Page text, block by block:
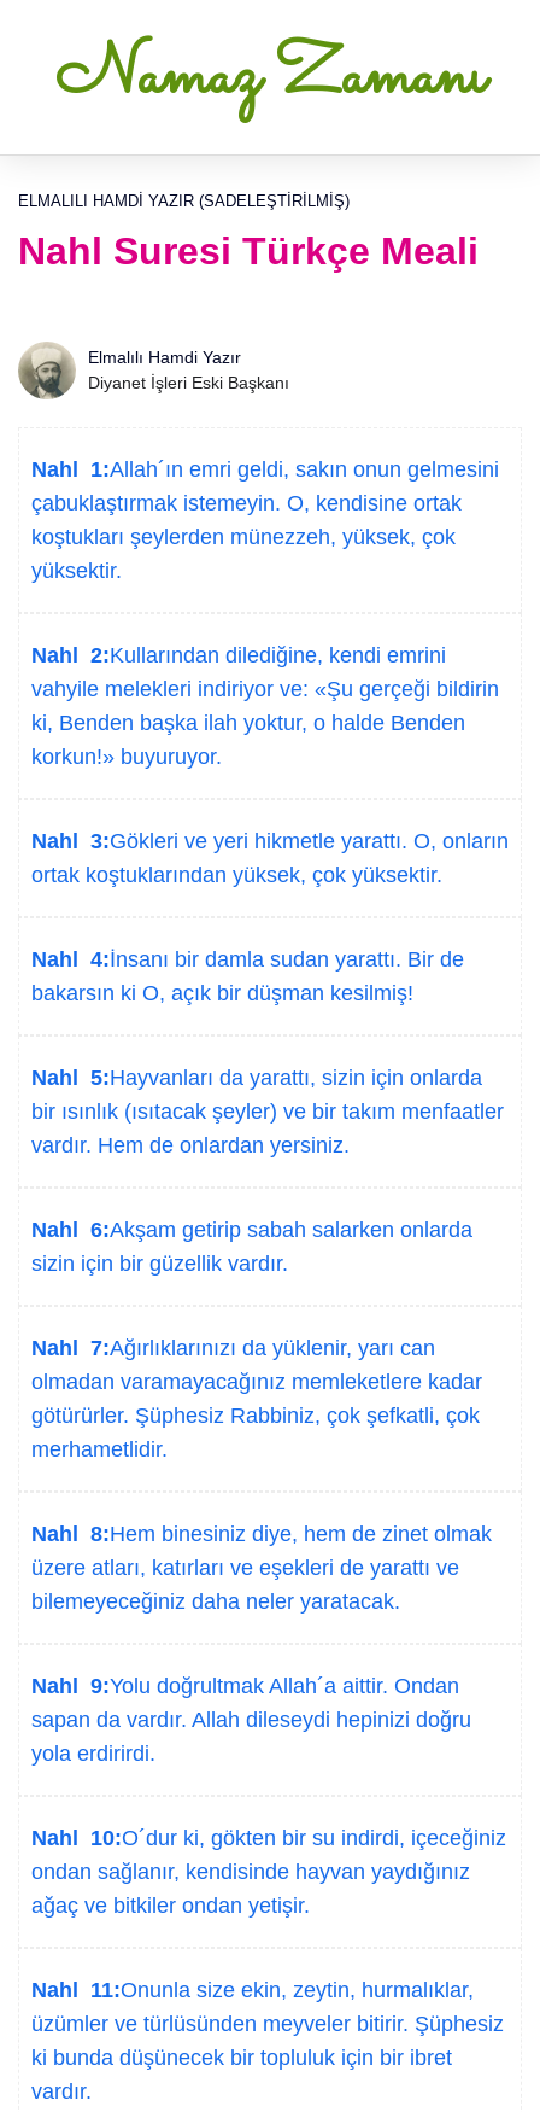
Namaz Zamanı
ELMALILI HAMDI YAZIR (SADELEŞTIRILMIŞ)
Nahl Suresi Türkçe Meali
Elmalılı Hamdi Yazır
Diyanet İşleri Eski Başkanı
Nahl 1:Allah´ın emri geldi, sakın onun gelmesini
çabuklaştırmak istemeyin. O, kendisine ortak
koştukları şeylerden münezzeh, yüksek, çok
yüksektir.
Nahl 2:Kullarından dilediğine, kendi emrini
vahyile melekleri indiriyor ve: «Şu gerçeği bildirin
ki, Benden başka ilah yoktur, o halde Benden
korkun!» buyuruyor.
Nahl 3:Gökleri ve yeri hikmetle yarattı. O, onların
ortak koştuklarından yüksek, çok yüksektir.
Nahl 4:İnsanı bir damla sudan yarattı. Bir de
bakarsın ki O, açık bir düşman kesilmiş!
Nahl 5:Hayvanları da yarattı, sizin için onlarda
bir ısınlık (ısıtacak şeyler) ve bir takım menfaatler
vardır. Hem de onlardan yersiniz.
Nahl 6:Akşam getirip sabah salarken onlarda
sizin için bir güzellik vardır.
Nahl 7:Ağırlıklarınızı da yüklenir, yarı can
olmadan varamayacağınız memleketlere kadar
götürürler. Şüphesiz Rabbiniz, çok şefkatli, çok
merhametlidir.
Nahl 8:Hem binesiniz diye, hem de zinet olmak
üzere atları, katırları ve eşekleri de yarattı ve
bilemeyeceğiniz daha neler yaratacak.
Nahl 9:Yolu doğrultmak Allah´a aittir. Ondan
sapan da vardır. Allah dileseydi hepinizi doğru
yola erdirirdi.
Nahl 10:O´dur ki, gökten bir su indirdi, içeceğiniz
ondan sağlanır, kendisinde hayvan yaydığınız
ağaç ve bitkiler ondan yetişir.
Nahl 11:Onunla size ekin, zeytin, hurmalıklar,
üzümler ve türlüsünden meyveler bitirir. Şüphesiz
ki bunda düşünecek bir topluluk için bir ibret
vardır.